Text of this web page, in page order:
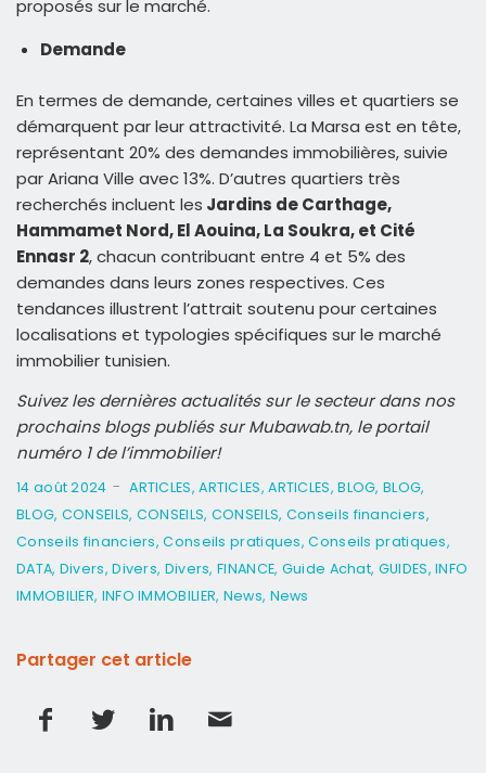
proposés sur le marché.
Demande
En termes de demande, certaines villes et quartiers se
démarquent par leur attractivité. La Marsa est en tête,
représentant 20% des demandes immobilières, suivie
par Ariana Ville avec 13%. D’autres quartiers très
recherchés incluent les Jardins de Carthage,
Hammamet Nord, El Aouina, La Soukra, et Cité
Ennasr 2, chacun contribuant entre 4 et 5% des
demandes dans leurs zones respectives. Ces
tendances illustrent l’attrait soutenu pour certaines
localisations et typologies spécifiques sur le marché
immobilier tunisien.
Suivez les dernières actualités sur le secteur dans nos
prochains blogs publiés sur Mubawab.tn, le portail
numéro 1 de l’immobilier!
14 août 2024 - ARTICLES,ARTICLES,ARTICLES,BLOG,BLOG,
BLOG, CONSEILS, CONSEILS, CONSEILS, Conseils financiers,
Conseils financiers,Conseils pratiques,Conseils pratiques,
DATA, Divers,Divers, Divers,FINANCE, Guide Achat, GUIDES,INFO
IMMOBILIER, INFO IMMOBILIER, News, News
Partager cet article